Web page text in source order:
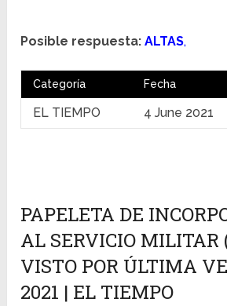
Posible respuesta: ALTAS,
Categoría Fecha
EL TIEMPO 4 June 2021
PAPELETA DE
AL SERVICIO MILITAR
VISTO POR ÚLTIMA
2021 | EL TIEMPO